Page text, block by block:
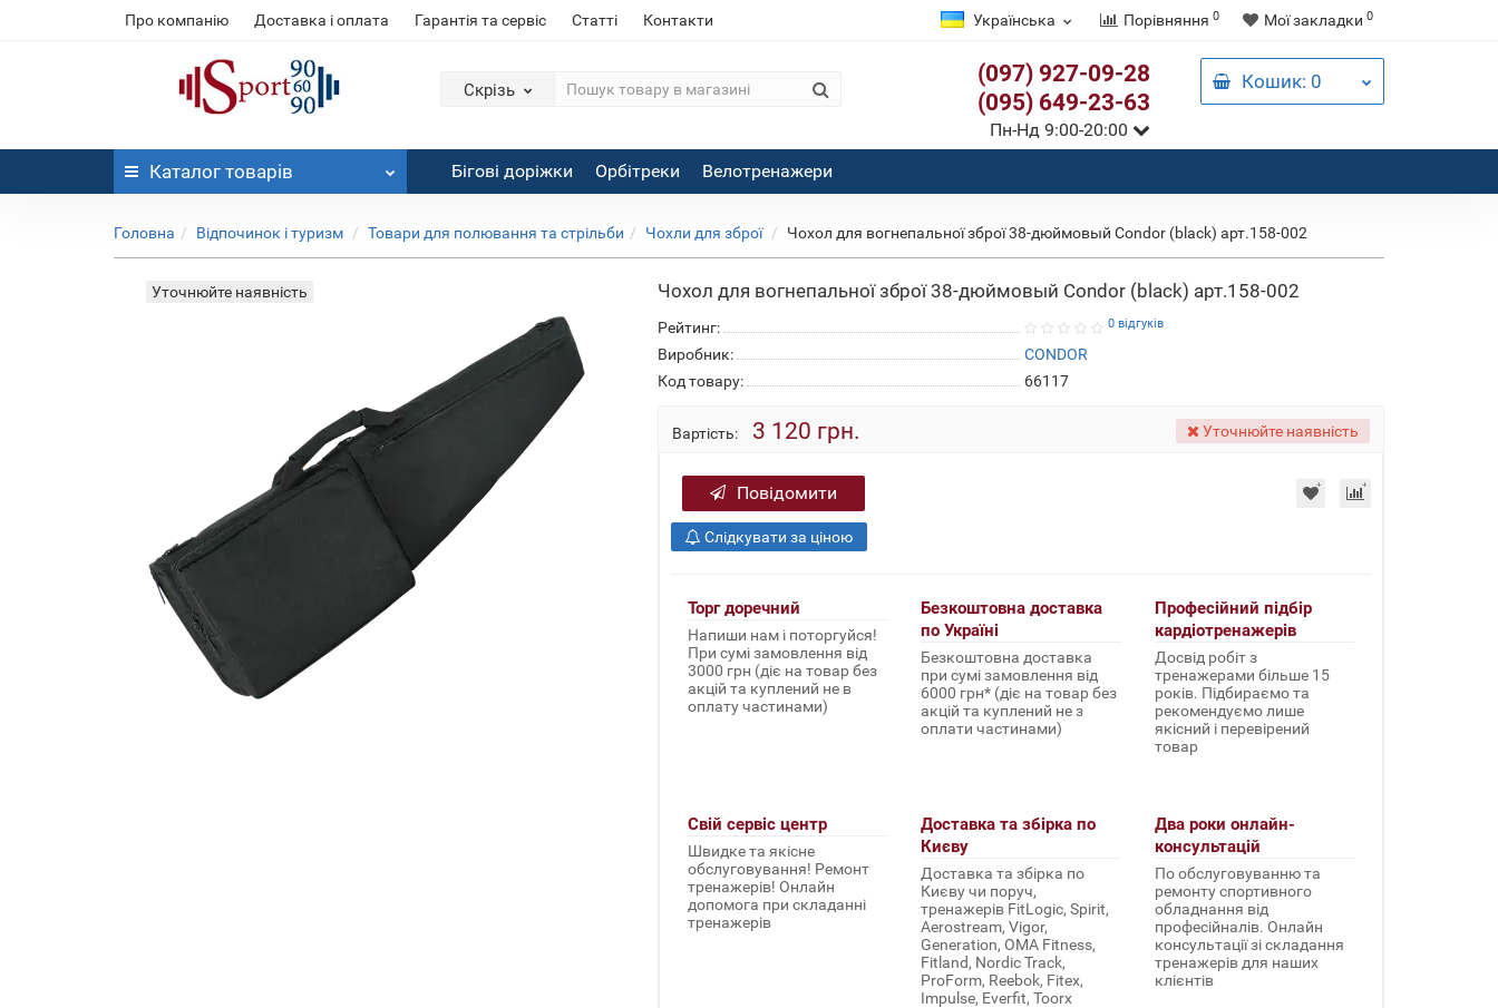
Про компанію Доставка і оплата Гарантія та сервіс Статті Контакти Українська Порівняння 0 Мої закладки 0
Скрізь
(097) 927-09-28
(095) 649-23-63
Пн-Нд 9:00-20:00
Кошик: 0
Каталог товарів Бігові доріжки Орбітреки Велотренажери
Головна Відпочинок і туризм Товари для полювання та стрільби Чохли для зброї Чохол для вогнепальної зброї 38-дюймовый Condor (black) арт.158-002
Уточнюйте наявність Чохол для вогнепальної зброї 38-дюймовый Condor (black) арт.158-002
Рейтинг: 0 відгуків
Виробник:
CONDOR
Код товару:
66117
Вартість: 3 120 грн. Уточнюйте наявність
Повідомити
Слідкувати за ціною
Торг доречний
Напиши нам і поторгуйся!
При сумі замовлення від
3000 грн (діє на товар без
акцій та куплений не в
оплату частинами)
Безкоштовна доставка
по Україні
Безкоштовна доставка
при сумі замовлення від
6000 грн* (діє на товар без
акцій та куплений не з
оплати частинами)
Професійний підбір
кардіотренажерів
Досвід робіт з
тренажерами більше 15
років. Підбираємо та
рекомендуємо лише
якісний і перевірений
товар
Свій сервіс центр
Швидке та якісне
обслуговування! Ремонт
тренажерів! Онлайн
допомога при складанні
тренажерів
Доставка та збірка по
Києву
Доставка та збірка по
Києву чи поруч,
тренажерів FitLogic, Spirit,
Aerostream, Vigor,
Generation, OMA Fitness,
Fitland, Nordic Track,
ProForm, Reebok, Fitex,
Impulse, Everfit, Toorx
Два роки онлайн-
консультацій
По обслуговуванню та
ремонту спортивного
обладнання від
професійналів. Онлайн
консультації зі складання
тренажерів для наших
клієнтів